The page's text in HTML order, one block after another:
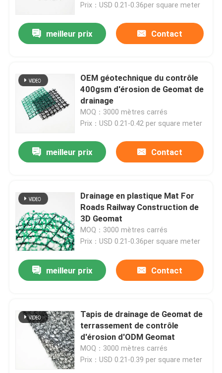
Prix：USD 0.21-0.36per square meter
meilleur prix Contact
OEM géotechnique du contrôle
400gsm d'érosion de Geomat de
drainage
MOQ：3000 mètres carrés
Prix：USD 0.21-0.42 per square meter
meilleur prix Contact
Drainage en plastique Mat For
Roads Railway Construction de
3D Geomat
MOQ：3000 mètres carrés
Prix：USD 0.21-0.36per square meter
meilleur prix Contact
Tapis de drainage de Geomat de
terrassement de contrôle
d'érosion d'ODM Geomat
MOQ：3000 mètres carrés
Prix：USD 0.21-0.39 per square meter